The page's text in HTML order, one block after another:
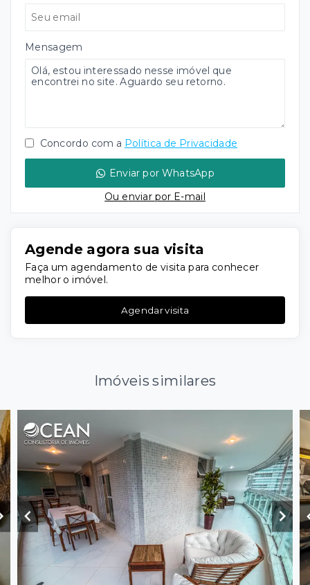
Mensagem
Concordo com a Política de Privacidade
Enviar por WhatsApp
Ou enviar por E-mail
Agende agora sua visita
Faça um agendamento de visita para conhecer
melhor o imóvel.
Agendar visita
Imóveis similares